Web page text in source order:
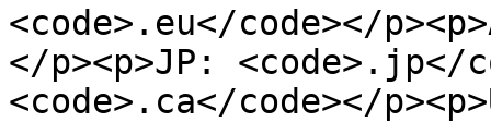
<code>.eu</code></
</p><p>JP: <code>.jp</
<code>.ca</code></